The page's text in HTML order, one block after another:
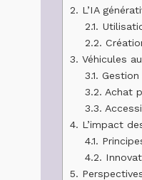
2. L’IA
2.1.
2.2.
3. Véhicules
3.1.
3.2. Achat
3.3.
4. L’impact
4.1.
4.2.
5.